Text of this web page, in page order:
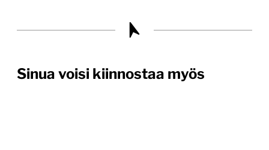
Sinua voisi kiinnostaa myös